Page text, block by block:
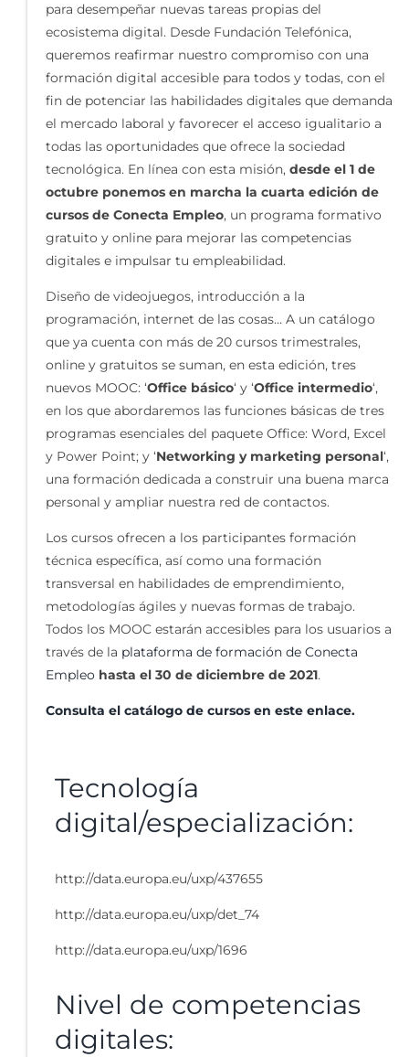
para desempeñar nuevas tareas propias del
ecosistema digital. Desde Fundación Telefónica,
queremos reafirmar nuestro compromiso con una
formación digital accesible para todos y todas, con el
fin de potenciar las habilidades digitales que demanda
el mercado laboral y favorecer el acceso igualitario a
todas las oportunidades que ofrece la sociedad
tecnológica. En línea con esta misión, desde el 1 de
octubre ponemos en marcha la cuarta edición de
cursos de Conecta Empleo, un programa formativo
gratuito y online para mejorar las competencias
digitales e impulsar tu empleabilidad.
Diseño de videojuegos, introducción a la
programación, internet de las cosas… A un catálogo
que ya cuenta con más de 20 cursos trimestrales,
online y gratuitos se suman, en esta edición, tres
nuevos MOOC: ‘Office básico‘ y ‘Office intermedio‘,
en los que abordaremos las funciones básicas de tres
programas esenciales del paquete Office: Word, Excel
y Power Point; y ‘Networking y marketing personal‘,
una formación dedicada a construir una buena marca
personal y ampliar nuestra red de contactos.
Los cursos ofrecen a los participantes formación
técnica específica, así como una formación
transversal en habilidades de emprendimiento,
metodologías ágiles y nuevas formas de trabajo.
Todos los MOOC estarán accesibles para los usuarios a
través de la plataforma de formación de Conecta
Empleo hasta el 30 de diciembre de 2021.
Consulta el catálogo de cursos en este enlace.
Tecnología
digital/especialización:
http://data.europa.eu/uxp/437655
http://data.europa.eu/uxp/det_74
http://data.europa.eu/uxp/1696
Nivel de competencias
digitales: